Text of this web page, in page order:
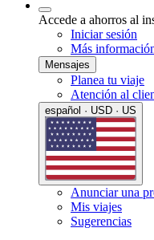
Accede a ahorros al
Iniciar sesión
Más
Mensajes
Planea tu viaje
Atención al
español · USD · US
Anunciar una
Mis viajes
Sugerencias